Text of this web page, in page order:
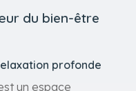
du bien-être
profonde
un espace